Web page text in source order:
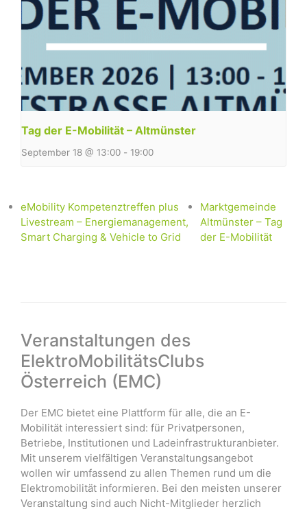
Tag der E-Mobilität – Altmünster
September 18 @ 13:00 - 19:00
eMobility Kompetenztreffen plus
Livestream – Energiemanagement,
Smart Charging & Vehicle to Grid
Marktgemeinde
Altmünster – Tag
der E-Mobilität
Veranstaltungen des
ElektroMobilitätsClubs
Österreich (EMC)
Der EMC bietet eine Plattform für alle, die an E-
Mobilität interessiert sind: für Privatpersonen,
Betriebe, Institutionen und Ladeinfrastrukturanbieter.
Mit unserem vielfältigen Veranstaltungsangebot
wollen wir umfassend zu allen Themen rund um die
Elektromobilität informieren. Bei den meisten unserer
Veranstaltung sind auch Nicht-Mitglieder herzlich